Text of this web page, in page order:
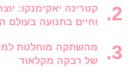
קטרינה יאקימנקו:
וחיים בתנועה בעולם
מהשתקה מוחלטת
של רבקה מקלאוד